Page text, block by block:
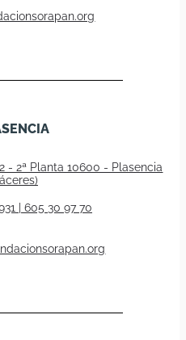
- 2ª Planta 10600 - Plasencia
| 605 30 97 70